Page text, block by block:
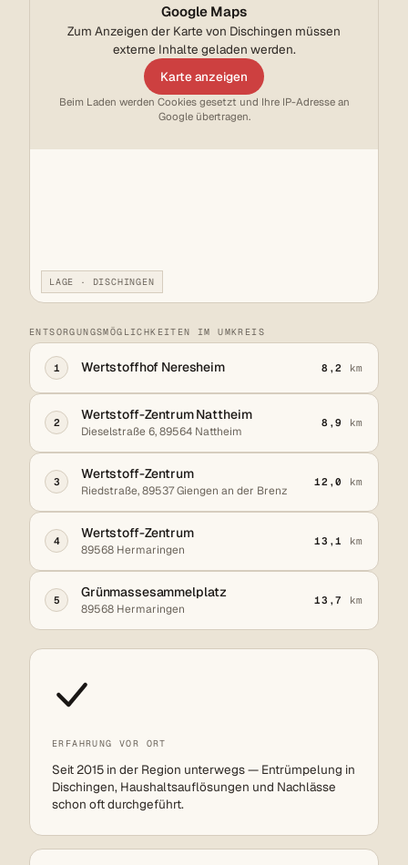
Google Maps
Zum Anzeigen der Karte von Dischingen müssen
externe Inhalte geladen werden.
Karte anzeigen
Beim Laden werden Cookies gesetzt und Ihre IP-Adresse an
Google übertragen.
LAGE · DISCHINGEN
ENTSORGUNGSMÖGLICHKEITEN IM UMKREIS
1 Wertstoffhof Neresheim 8,2 km
2
Wertstoff-Zentrum Nattheim
Dieselstraße 6, 89564 Nattheim
8,9 km
3
Wertstoff-Zentrum
Riedstraße, 89537 Giengen an der Brenz
12,0 km
4
Wertstoff-Zentrum
89568 Hermaringen
13,1 km
5
Grünmassesammelplatz
89568 Hermaringen
13,7 km
ERFAHRUNG VOR ORT
Seit 2015 in der Region unterwegs — Entrümpelung in
Dischingen, Haushaltsauflösungen und Nachlässe
schon oft durchgeführt.